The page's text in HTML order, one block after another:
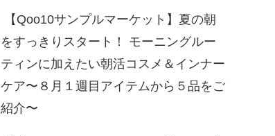
【Qoo10サンプルマーケット】夏の朝
をすっきりスタート！ モーニングルー
ティンに加えたい朝活コスメ＆インナー
ケア〜８月１週目アイテムから５品をご
紹介〜